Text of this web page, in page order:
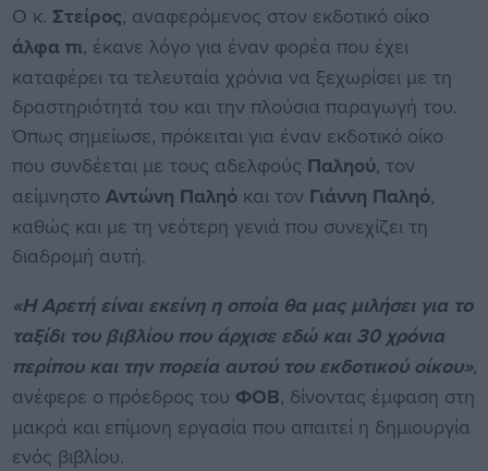
Ο κ. Στείρος, αναφερόμενος στον εκδοτικό οίκο
άλφα πι, έκανε λόγο για έναν φορέα που έχει
καταφέρει τα τελευταία χρόνια να ξεχωρίσει με τη
δραστηριότητά του και την πλούσια παραγωγή του.
Όπως σημείωσε, πρόκειται για έναν εκδοτικό οίκο
που συνδέεται με τους αδελφούς Παληού, τον
αείμνηστο Αντώνη Παληόκαι τον Γιάννη Παληό,
καθώς και με τη νεότερη γενιά που συνεχίζει τη
διαδρομή αυτή.
«Η Αρετή είναι εκείνη η οποία θα μας μιλήσει για το
ταξίδι του βιβλίου που άρχισε εδώ και 30 χρόνια
περίπου και την πορεία αυτού του εκδοτικού οίκου»,
ανέφερε ο πρόεδρος του ΦΟΒ, δίνοντας έμφαση στη
μακρά και επίμονη εργασία που απαιτεί η δημιουργία
ενός βιβλίου.